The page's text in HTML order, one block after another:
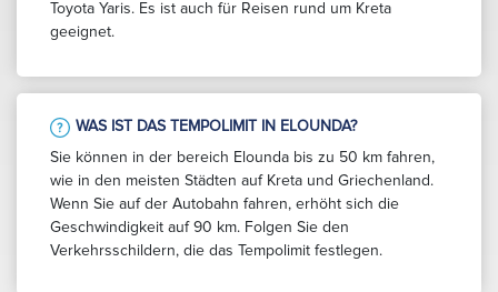
Toyota Yaris. Es ist auch für Reisen rund um Kreta
geeignet.
WAS IST DAS TEMPOLIMIT IN ELOUNDA?
Sie können in der bereich Elounda bis zu 50 km fahren,
wie in den meisten Städten auf Kreta und Griechenland.
Wenn Sie auf der Autobahn fahren, erhöht sich die
Geschwindigkeit auf 90 km. Folgen Sie den
Verkehrsschildern, die das Tempolimit festlegen.